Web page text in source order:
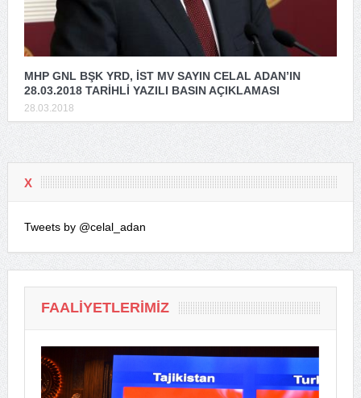
MHP GNL BŞK YRD, İST MV SAYIN CELAL ADAN’IN
28.03.2018 TARİHLİ YAZILI BASIN AÇIKLAMASI
28.03.2018
X
Tweets by @celal_adan
FAALIYETLERIMIZ